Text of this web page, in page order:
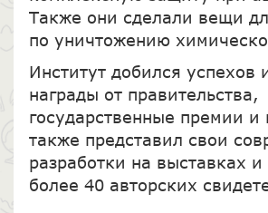
Также они сделали вещи
по уничтожению
Институт добился успехов
награды от правительства,
государственные премии
также представил свои
разработки на выставках
более 40 авторских